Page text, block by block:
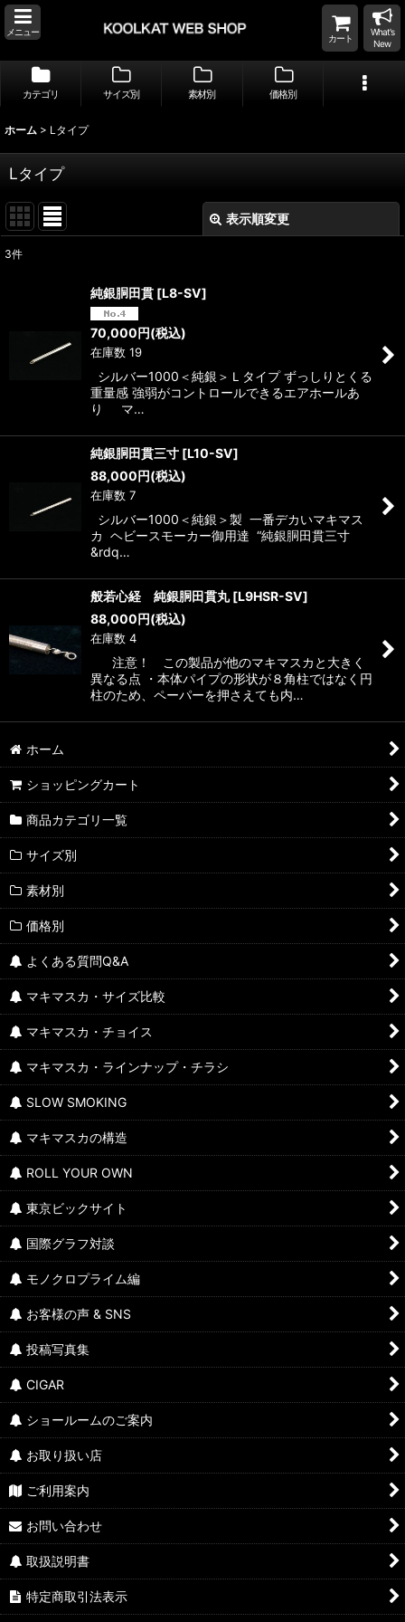
メニュー
カート
What's
New
カテゴリ サイズ別 素材別 価格別
ホーム > Lタイプ
Lタイプ
表示順変更
絞り込む
3件
純銀胴田貫 [L8-SV]
70,000円(税込)
在庫数 19
シルバー1000＜純銀＞Ｌタイプ ずっしりとくる
重量感 強弱がコントロールできるエアホールあ
り マ…
純銀胴田貫三寸 [L10-SV]
88,000円(税込)
在庫数 7
シルバー1000＜純銀＞製 一番デカいマキマス
カ ヘビースモーカー御用達 “純銀胴田貫三寸
&rdq…
般若心経 純銀胴田貫丸 [L9HSR-SV]
88,000円(税込)
在庫数 4
注意！ この製品が他のマキマスカと大きく
異なる点 ・本体パイプの形状が８角柱ではなく円
柱のため、ペーパーを押さえても内…
ホーム
ショッピングカート
商品カテゴリ一覧
サイズ別
素材別
価格別
よくある質問Q&A
マキマスカ・サイズ比較
マキマスカ・チョイス
マキマスカ・ラインナップ・チラシ
SLOW SMOKING
マキマスカの構造
ROLL YOUR OWN
東京ビックサイト
国際グラフ対談
モノクロプライム編
お客様の声 & SNS
投稿写真集
CIGAR
ショールームのご案内
お取り扱い店
ご利用案内
お問い合わせ
取扱説明書
特定商取引法表示